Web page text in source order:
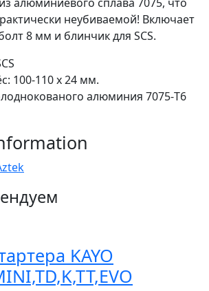
неубиваемой! Включает
8 мм и блинчик для SCS.
100-110 x 24 мм.
алюминия 7075-T6
KAYO